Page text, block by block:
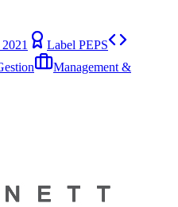
2021
Label PEPS
Management &